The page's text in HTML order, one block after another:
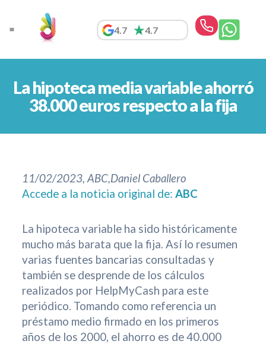
contenido
4.7 4.7
La hipoteca media variable ahorró
38.000 euros respecto a la fija
11/02/2023, ABC,Daniel Caballero
Accede a la noticia original de: ABC
La hipoteca variable ha sido históricamente
mucho más barata que la fija. Así lo resumen
varias fuentes bancarias consultadas y
también se desprende de los cálculos
realizados por HelpMyCash para este
periódico. Tomando como referencia un
préstamo medio firmado en los primeros
años de los 2000, el ahorro es de 40.000